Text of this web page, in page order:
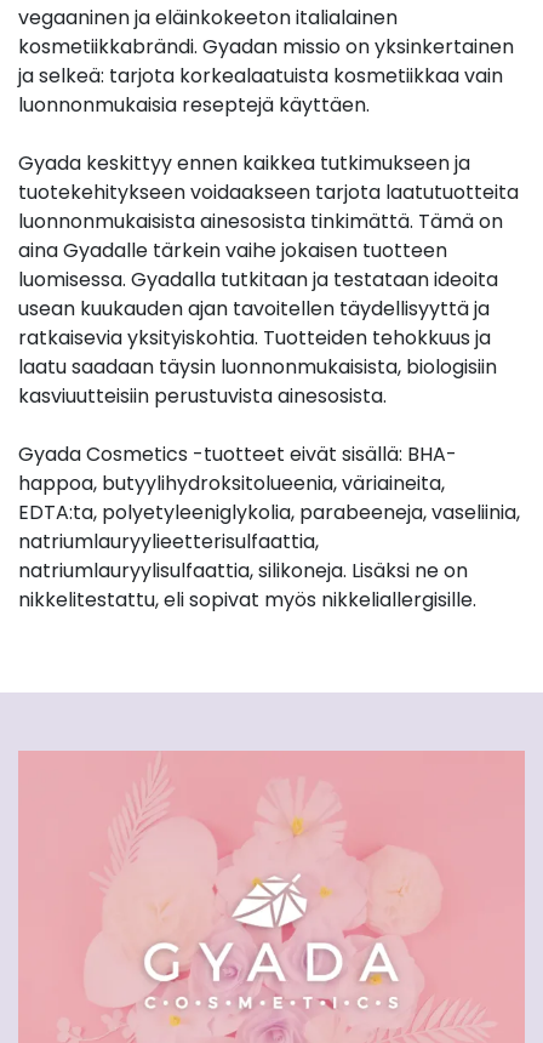
vegaaninen ja eläinkokeeton italialainen
kosmetiikkabrändi. Gyadan missio on yksinkertainen
ja selkeä: tarjota korkealaatuista kosmetiikkaa vain
luonnonmukaisia reseptejä käyttäen.
Gyada keskittyy ennen kaikkea tutkimukseen ja
tuotekehitykseen voidaakseen tarjota laatutuotteita
luonnonmukaisista ainesosista tinkimättä. Tämä on
aina Gyadalle tärkein vaihe jokaisen tuotteen
luomisessa. Gyadalla tutkitaan ja testataan ideoita
usean kuukauden ajan tavoitellen täydellisyyttä ja
ratkaisevia yksityiskohtia. Tuotteiden tehokkuus ja
laatu saadaan täysin luonnonmukaisista, biologisiin
kasviuutteisiin perustuvista ainesosista.
Gyada Cosmetics -tuotteet eivät sisällä: BHA-
happoa, butyylihydroksitolueenia, väriaineita,
EDTA:ta, polyetyleeniglykolia, parabeeneja, vaseliinia,
natriumlauryylieetterisulfaattia,
natriumlauryylisulfaattia, silikoneja. Lisäksi ne on
nikkelitestattu, eli sopivat myös nikkeliallergisille.